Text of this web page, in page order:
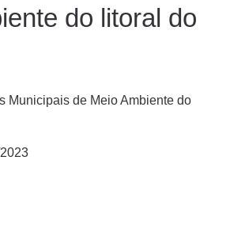
do litoral do
Municipais de Meio Ambiente do